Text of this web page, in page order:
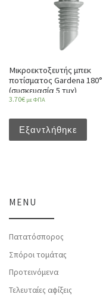
Μικροεκτοξευτής μπεκ
ποτίσματος Gardena 180°
(συσκευασία 5 τμχ)
3.70€ με ΦΠΑ
Εξαντλήθηκε
MENU
Πατατόσπορος
Σπόροι τομάτας
Προτεινόμενα
Τελευταίες αφίξεις